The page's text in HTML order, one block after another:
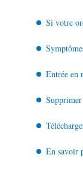
Si votre
Entrée en
En savoir